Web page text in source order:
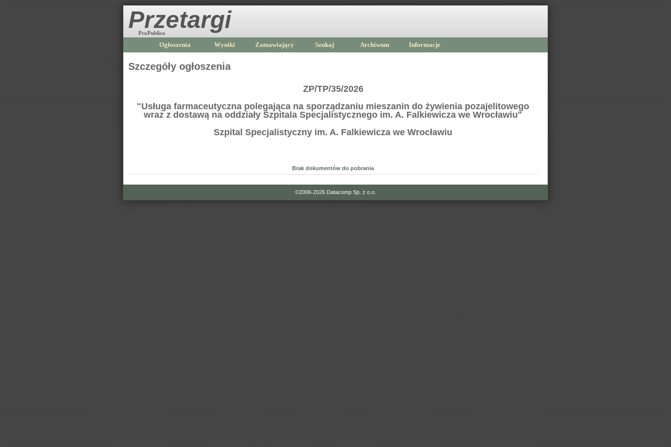
Przetargi
ProPublico
Ogłoszenia Wyniki Zamawiający Szukaj Archiwum Informacje
Szczegóły ogłoszenia
ZP/TP/35/2026
"Usługa farmaceutyczna polegająca na sporządzaniu mieszanin do żywienia pozajelitowego
wraz z dostawą na oddziały Szpitala Specjalistycznego im. A. Falkiewicza we Wrocławiu"
Szpital Specjalistyczny im. A. Falkiewicza we Wrocławiu
Brak dokumentów do pobrania
©2006-2026 Datacomp Sp. z o.o.